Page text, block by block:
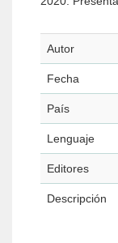
Autor
Fecha
País
Lenguaje
Editores
Descripción